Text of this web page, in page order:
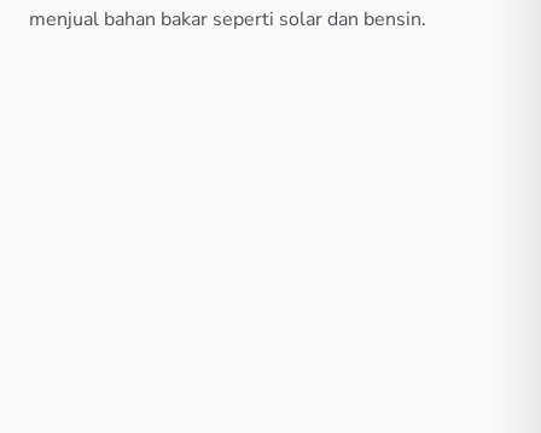
menjual bahan bakar seperti solar dan bensin.